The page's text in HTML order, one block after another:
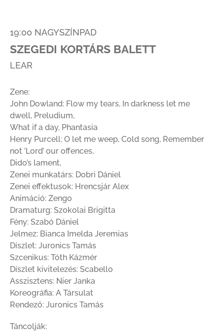
19:00 NAGYSZÍNPAD
SZEGEDI KORTÁRS BALETT
LEAR
Zene:
John Dowland: Flow my tears, In darkness let me
dwell, Preludium,
What if a day, Phantasia
Henry Purcell: O let me weep, Cold song, Remember
not ’Lord’ our offences,
Dido’s lament,
Zenei munkatárs: Dobri Dániel
Zenei effektusok: Hrencsjár Alex
Animáció: Zengo
Dramaturg: Szokolai Brigitta
Fény: Szabó Dániel
Jelmez: Bianca Imelda Jeremias
Díszlet: Juronics Tamás
Szcenikus: Tóth Kázmér
Díszlet kivitelezés: Scabello
Asszisztens: Nier Janka
Koreográfia: A Társulat
Rendező: Juronics Tamás
Táncolják: